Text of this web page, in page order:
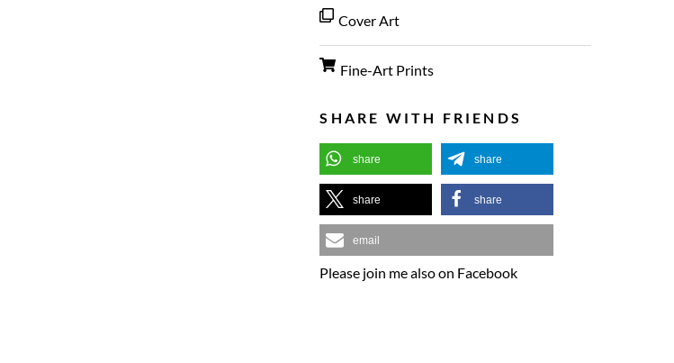
Cover Art
Fine-Art Prints
SHARE WITH FRIENDS
share share
share share
email
Please join me also on Facebook